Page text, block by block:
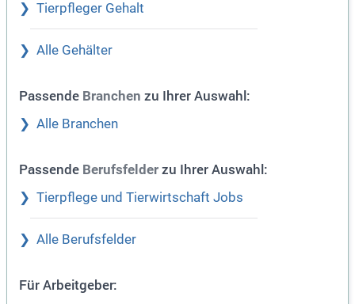
Tierpfleger Gehalt
Alle Gehälter
Passende Branchen zu Ihrer Auswahl:
Alle Branchen
Passende Berufsfelder zu Ihrer Auswahl:
Tierpflege und Tierwirtschaft Jobs
Alle Berufsfelder
Für Arbeitgeber: